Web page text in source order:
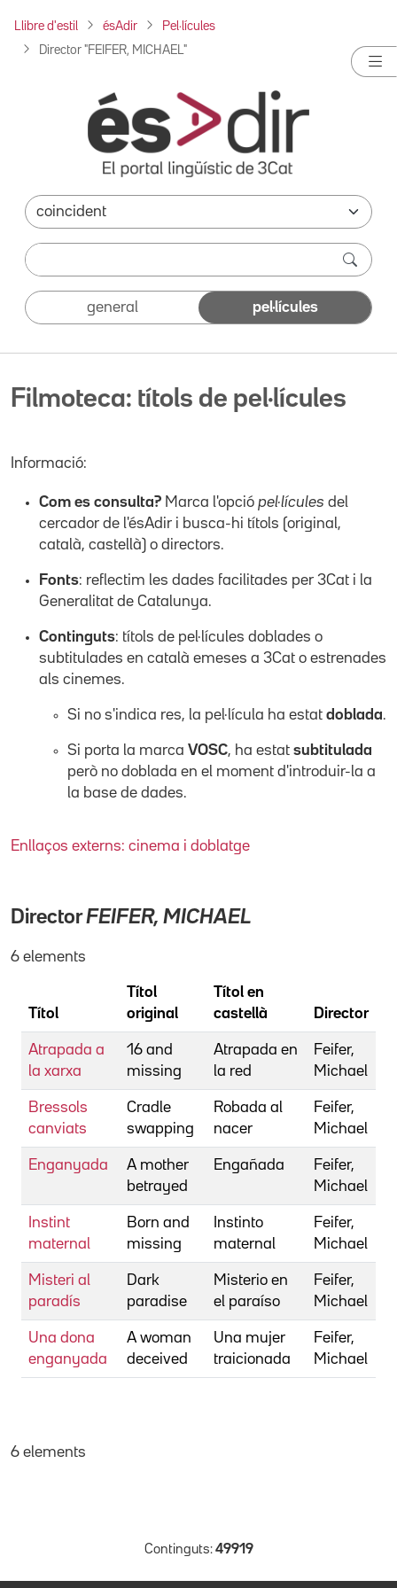
Llibre d'estil ésAdir Pel·lícules
Director "FEIFER, MICHAEL"
general pel·lícules
Filmoteca: títols de pel·lícules
Informació:
Com es consulta? Marca l'opció pel·lícules del
cercador de l'ésAdir i busca-hi títols (original,
català, castellà) o directors.
Fonts: reflectim les dades facilitades per 3Cat i la
Generalitat de Catalunya.
Continguts: títols de pel·lícules doblades o
subtitulades en català emeses a 3Cat o estrenades
als cinemes.
Si no s'indica res, la pel·lícula ha estat doblada.
Si porta la marca VOSC, ha estat subtitulada
però no doblada en el moment d'introduir-la a
la base de dades.
Enllaços externs: cinema i doblatge
DirectorFEIFER, MICHAEL
6 elements
Títol
Títol
original
Títol en
castellà
Director
Atrapada a
la xarxa
16 and
missing
Atrapada en
la red
Feifer,
Michael
Bressols
canviats
Cradle
swapping
Robada al
nacer
Feifer,
Michael
Enganyada
A mother
betrayed
Engañada
Feifer,
Michael
Instint
maternal
Born and
missing
Instinto
maternal
Feifer,
Michael
Misteri al
paradís
Dark
paradise
Misterio en
el paraíso
Feifer,
Michael
Una dona
enganyada
A woman
deceived
Una mujer
traicionada
Feifer,
Michael
6 elements
Continguts: 49919